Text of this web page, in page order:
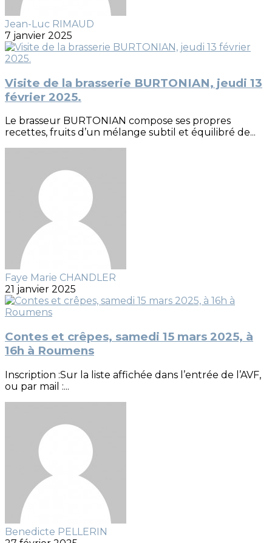
Jean-Luc RIMAUD
7 janvier 2025
Visite de la brasserie BURTONIAN, jeudi 13
février 2025.
Le brasseur BURTONIAN compose ses propres
recettes, fruits d’un mélange subtil et équilibré de...
Faye Marie CHANDLER
21 janvier 2025
Contes et crêpes, samedi 15 mars 2025, à
16h à Roumens
Inscription :Sur la liste affichée dans l’entrée de l’AVF,
ou par mail :...
Benedicte PELLERIN